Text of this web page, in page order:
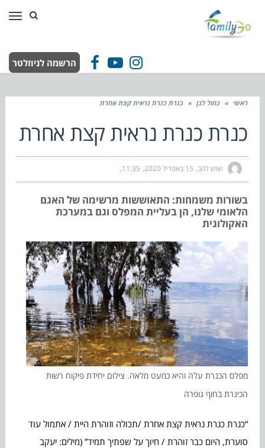
Facebook
YouTube
Instagram הרשמה לניוזלטר
ראשי » כחול לבן » כנרת כנרת נראית קצת אחרת
כנרת כנרת נראית קצת אחרת
שוש להב 15 באפריל 2020 11:35
בשורות משמחות: התאוששות מרשימה של האגם
הלאומי שלנו, הן בעליית המפלס וגם במערכת
האקולוגית
מפלס הכנרת עלה והיא כמעט מלאה. צילום יחידת פיקוח רשות
הכינרת בחוף גופרה
“כנרת כנרת נראית קצת אחרת /תכולה וזוהרת היית / אתמול עוד
סוערת, היום כבר זוהרת / חיוך על שפתיך תמיד” (מילים: יעקב